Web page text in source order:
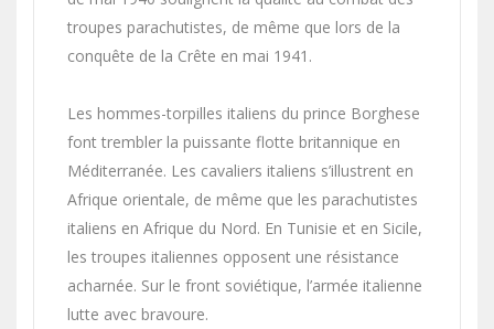
troupes parachutistes, de même que lors de la
conquête de la Crête en mai 1941.
Les hommes-torpilles italiens du prince Borghese
font trembler la puissante flotte britannique en
Méditerranée. Les cavaliers italiens s’illustrent en
Afrique orientale, de même que les parachutistes
italiens en Afrique du Nord. En Tunisie et en Sicile,
les troupes italiennes opposent une résistance
acharnée. Sur le front soviétique, l’armée italienne
lutte avec bravoure.